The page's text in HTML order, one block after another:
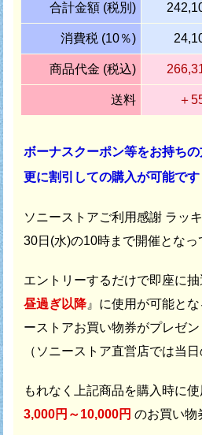
合計金額 (税別)
消費税 (10％)
商品代金 (税込)
送料 ＋
ボーナスクーポン等をお持ちの
更に割引しての購入が可能です
ソニーストアご利用感謝 ラッ
30日(水)の10時まで開催となっ
エントリーするだけで即座に
昼過ぎ以降』に使用が可能と
ーストアお買い物券がプレゼン
（ソニーストア直営店では当日
もれなく上記商品を購入時に
3,000円～10,000円 のお買い物